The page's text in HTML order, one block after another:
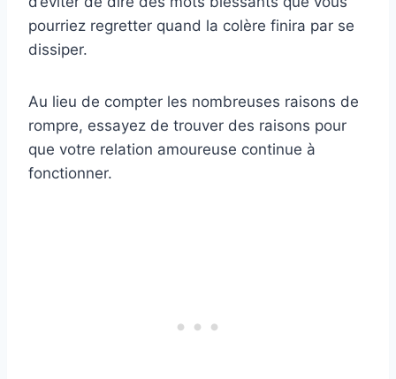
pourriez regretter quand la colère finira par se
dissiper.
Au lieu de compter les nombreuses raisons de
rompre, essayez de trouver des raisons pour
que votre relation amoureuse continue à
fonctionner.